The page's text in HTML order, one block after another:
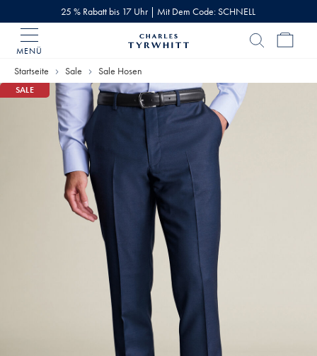
25 % Rabatt bis 17 Uhr | Mit Dem Code: SCHNELL
MENÜ
Home
Startseite Sale Sale Hosen
SALE